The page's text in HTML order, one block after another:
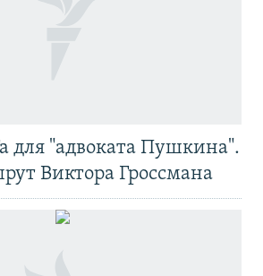
для "адвоката Пушкина".
Виктора Гроссмана